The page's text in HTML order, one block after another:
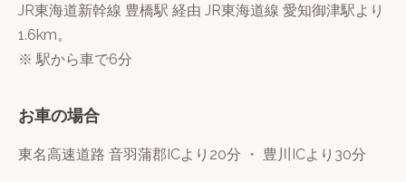
JR東海道新幹線 豊橋駅 経由 JR東海道線 愛知御津駅より
1.6km。
※ 駅から車で6分
お車の場合
東名高速道路 音羽蒲郡ICより20分 ・ 豊川ICより30分